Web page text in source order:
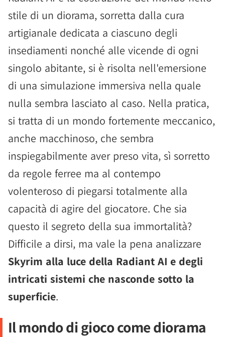
stile di un diorama, sorretta dalla cura
artigianale dedicata a ciascuno degli
insediamenti nonché alle vicende di ogni
singolo abitante, si è risolta nell'emersione
di una simulazione immersiva nella quale
nulla sembra lasciato al caso. Nella pratica,
si tratta di un mondo fortemente meccanico,
anche macchinoso, che sembra
inspiegabilmente aver preso vita, sì sorretto
da regole ferree ma al contempo
volenteroso di piegarsi totalmente alla
capacità di agire del giocatore. Che sia
questo il segreto della sua immortalità?
Difficile a dirsi, ma vale la pena analizzare
Skyrim alla luce della Radiant AI e degli
intricati sistemi che nasconde sotto la
superficie.
Il mondo di gioco come diorama